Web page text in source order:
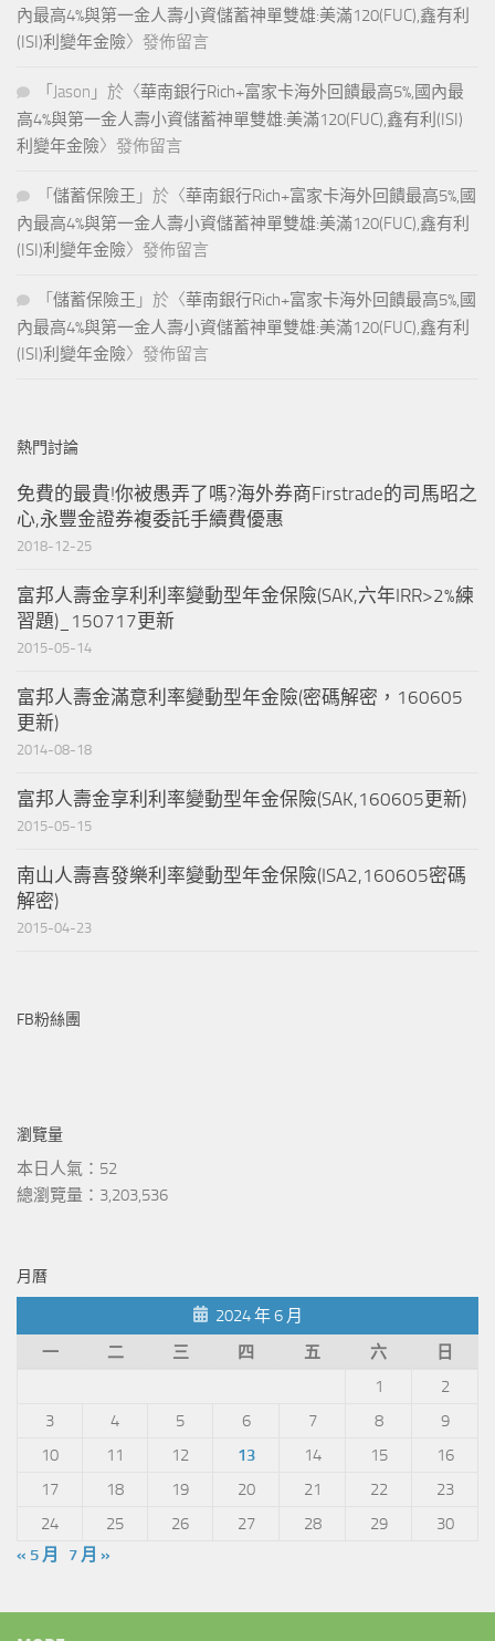
內最高4%與第一金人壽小資儲蓄神單雙雄:美滿120(FUC),鑫有利
(ISI)利變年金險〉發佈留言
「 Jason 」於〈華南銀行Rich+富家卡海外回饋最高5%,國內最
高4%與第一金人壽小資儲蓄神單雙雄:美滿120(FUC),鑫有利(ISI)
利變年金險〉發佈留言
「 儲蓄保險王 」於〈華南銀行Rich+富家卡海外回饋最高5%,國
內最高4%與第一金人壽小資儲蓄神單雙雄:美滿120(FUC),鑫有利
(ISI)利變年金險〉發佈留言
「 儲蓄保險王 」於〈華南銀行Rich+富家卡海外回饋最高5%,國
內最高4%與第一金人壽小資儲蓄神單雙雄:美滿120(FUC),鑫有利
(ISI)利變年金險〉發佈留言
熱門討論
免費的最貴!你被愚弄了嗎?海外券商Firstrade的司馬昭之
心,永豐金證券複委託手續費優惠
2018-12-25
富邦人壽金享利利率變動型年金保險(SAK,六年IRR>2%練
習題)_150717更新
2015-05-14
富邦人壽金滿意利率變動型年金險(密碼解密，160605
更新)
2014-08-18
富邦人壽金享利利率變動型年金保險(SAK,160605更新)
2015-05-15
南山人壽喜發樂利率變動型年金保險(ISA2,160605密碼
解密)
2015-04-23
FB粉絲團
瀏覽量
本日人氣：52
總瀏覽量：3,203,536
月曆
2024 年 6 月
一
二 三 四 五 六
日
1
2
3
4 5 6 7 8
9
10
11 12 13 14 15
16
17
18 19 20 21 22
23
24
25 26 27 28 29
30
« 5 月
7 月 »